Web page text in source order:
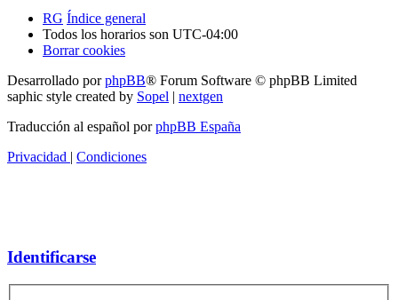
RG Índice general
Todos los horarios son UTC-04:00
Borrar cookies
Desarrollado porphpBB® Forum Software © phpBB Limited
saphic style created by Sopel | nextgen
Traducción al español porphpBB España
Privacidad | Condiciones
Identificarse